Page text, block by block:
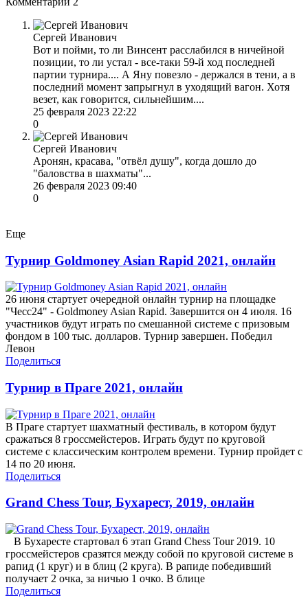
Сергей Иванович
Вот и пойми, то ли Винсент расслабился в ничейной
позиции, то ли устал - все-таки 59-й ход последней
партии турнира.... А Яну повезло - держался в тени, а в
последний момент запрыгнул в уходящий вагон. Хотя
везет, как говорится, сильнейшим....
25 февраля 2023 22:22
0
Сергей Иванович
Аронян, красава, "отвёл душу", когда дошло до
"баловства в шахматы"...
26 февраля 2023 09:40
0
Еще
Турнир Goldmoney Asian Rapid 2021, онлайн
26 июня стартует очередной онлайн турнир на площадке
"Чесс24" - Goldmoney Asian Rapid. Завершится он 4 июля. 16
участников будут играть по смешанной системе с призовым
фондом в 100 тыс. долларов. Турнир завершен. Победил
Левон
Поделиться
Турнир в Праге 2021, онлайн
В Праге стартует шахматный фестиваль, в котором будут
сражаться 8 гроссмейстеров. Играть будут по круговой
системе с классическим контролем времени. Турнир пройдет с
14 по 20 июня.
Поделиться
Grand Chess Tour, Бухарест, 2019, онлайн
В Бухаресте стартовал 6 этап Grand Chess Tour 2019. 10
гроссмейстеров сразятся между собой по круговой системе в
рапид (1 круг) и в блиц (2 круга). В рапиде победивший
получает 2 очка, за ничью 1 очко. В блице
Поделиться